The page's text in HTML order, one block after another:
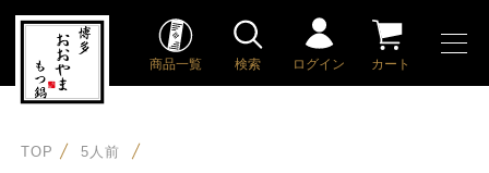
商品一覧 検索 ログイン カート
TOP 5人前